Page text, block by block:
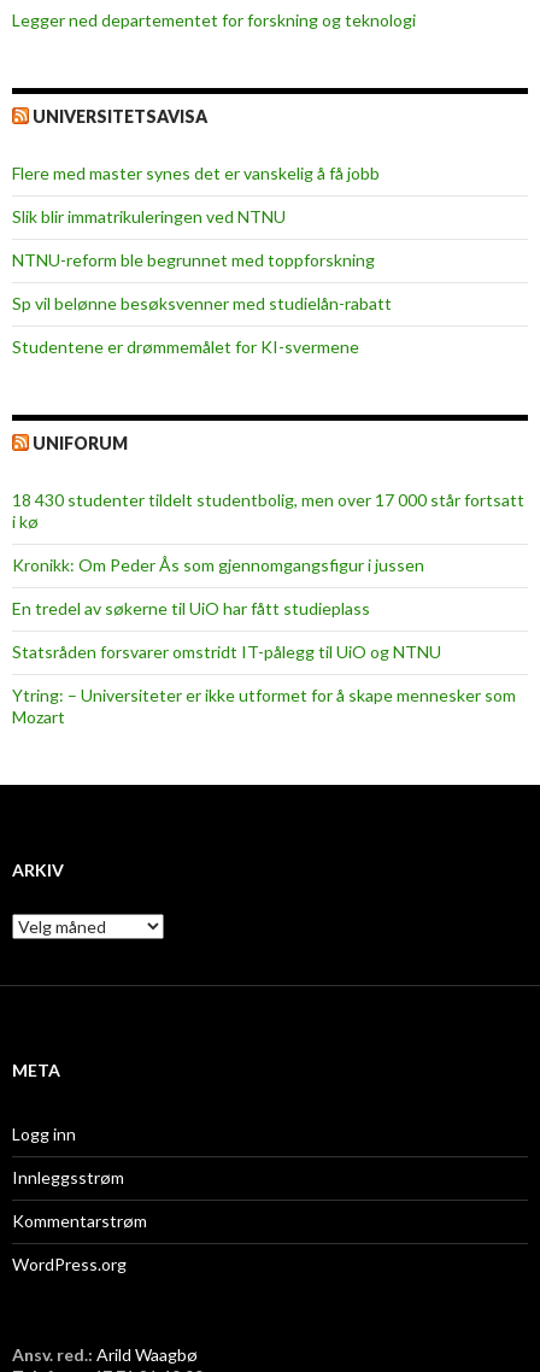
Legger ned departementet for forskning og teknologi
UNIVERSITETSAVISA
Flere med master synes det er vanskelig å få jobb
Slik blir immatrikuleringen ved NTNU
NTNU-reform ble begrunnet med toppforskning
Sp vil belønne besøksvenner med studielån-rabatt
Studentene er drømmemålet for KI-svermene
UNIFORUM
18 430 studenter tildelt studentbolig, men over 17 000 står fortsatt
i kø
Kronikk: Om Peder Ås som gjennomgangsfigur i jussen
En tredel av søkerne til UiO har fått studieplass
Statsråden forsvarer omstridt IT-pålegg til UiO og NTNU
Ytring: – Universiteter er ikke utformet for å skape mennesker som
Mozart
ARKIV
A
r
i
META
Logg inn
Innleggsstrøm
Kommentarstrøm
WordPress.org
Ansv. red.: Arild Waagbø